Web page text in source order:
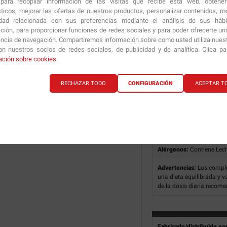
mejorar las ofertas de nuestros productos, personalizar contenidos,
relacionada con sus preferencias mediante el análisis de sus
para proporcionar funciones de redes sociales y para poder ofrecerte
de navegación. Compartiremos información sobre como usted utiliza
nuestros socios de redes sociales, de publicidad y de analítica. Clica
sobre cookies.
ACEPTAR
RECHAZAR TODO CONFIGURACIÓN
Azúcares
Proteínas
Sal
Aislado
proteínas de suero de
extracto de té (Camellia
colorante (E150c,
polvo (aprox. 1 cuchara
Alérgenos: Contiene
Advertencias: Los
una dieta equilibrada y
de la dosis diaria